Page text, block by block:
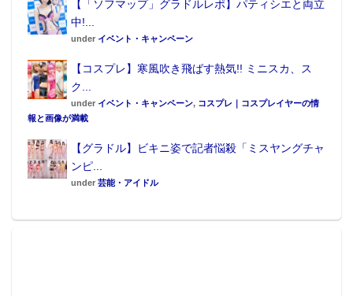
発売予定：2020年11月
価格：通常版 14,000円（税別）／キャラアニ.com特装
版 16,500円（税別）
仕様：専用台座付属 ABS、PVC ※フタル酸エステ
ル類は使用しておりません。
原型：おんだ
彩色：タケ
発売元：株式会社キャラアニ
【「ソフマップ」グラドルレポ】パティシエと両立
中!...
under イベント・キャンペーン
【コスプレ】寒風吹き飛ばす熱気!! ミニスカ、ス
ク...
under イベント・キャンペーン, コスプレ｜コスプレイヤーの情
報と画像が満載
【グラドル】ビキニ姿で記者悩殺「ミスヤングチャ
ンピ...
under 芸能・アイドル